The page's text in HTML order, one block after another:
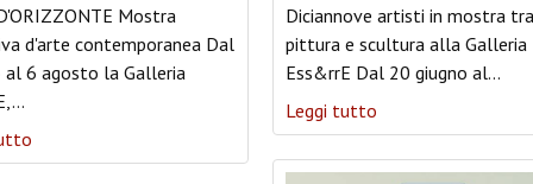
Mostra
d'arte contemporanea Dal
6 agosto la Galleria
…
Diciannove artisti in mostra tra
pittura e scultura alla Galleria
Ess&rrE Dal 20 giugno al…
Leggi tutto